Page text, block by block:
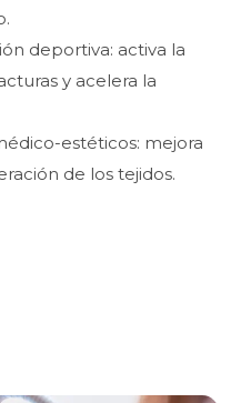
deportiva: activa la
y acelera la
estéticos: mejora
de los tejidos.